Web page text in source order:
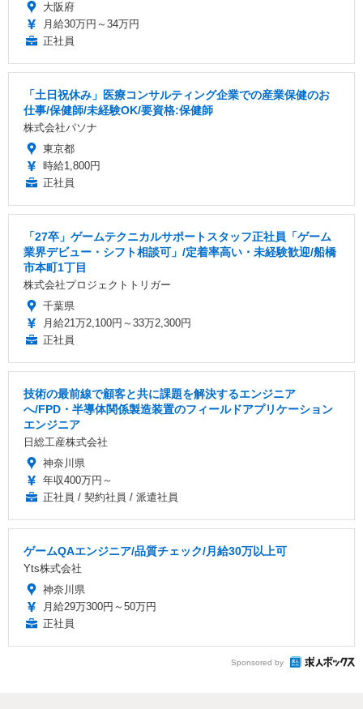
大阪府
月給30万円～34万円
正社員
「土日祝休み」医療コンサルティング企業での産業保健のお
仕事/保健師/未経験OK/要資格:保健師
株式会社パソナ
東京都
時給1,800円
正社員
「27卒」ゲームテクニカルサポートスタッフ正社員「ゲーム
業界デビュー・シフト相談可」/定着率高い・未経験歓迎/船橋
市本町1丁目
株式会社プロジェクトトリガー
千葉県
月給21万2,100円～33万2,300円
正社員
技術の最前線で顧客と共に課題を解決するエンジニア
へ/FPD・半導体関係製造装置のフィールドアプリケーション
エンジニア
日総工産株式会社
神奈川県
年収400万円～
正社員 / 契約社員 / 派遣社員
ゲームQAエンジニア/品質チェック/月給30万以上可
Yts株式会社
神奈川県
月給29万300円～50万円
正社員
Sponsored by